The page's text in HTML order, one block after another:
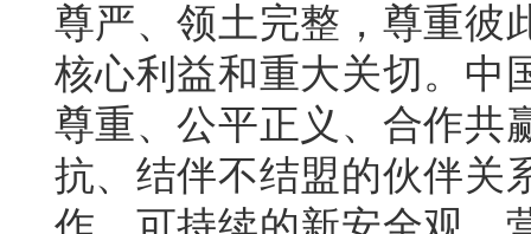
尊严、领土完整，尊重彼
核心利益和重大关切。中
尊重、公平正义、合作共
抗、结伴不结盟的伙伴关